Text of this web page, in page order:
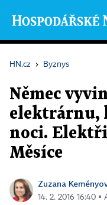
HN.cz › Byznys
Němec
elektrárnu,
noci.
Měsíce
Zuzana
14. 2. 2016 16:40